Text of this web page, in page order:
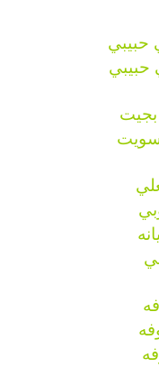
حبيبي
حبيبي